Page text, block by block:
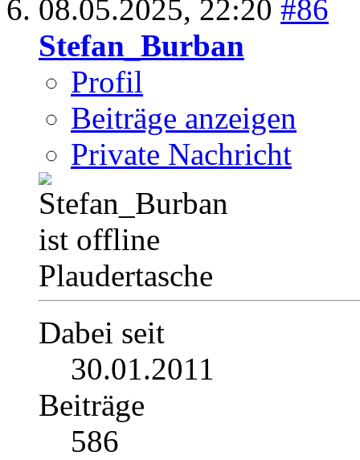
08.05.2025, 22:20 #86
Stefan_Burban
Profil
Beiträge anzeigen
Private Nachricht
Plaudertasche
Dabei seit
30.01.2011
Beiträge
586